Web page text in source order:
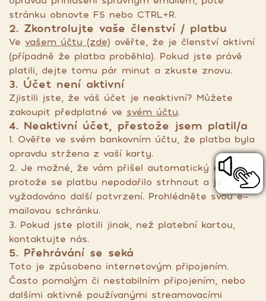
stránku obnovte F5 nebo CTRL+R.
2. Zkontrolujte vaše členství / platbu
Ve vašem účtu (zde) ověřte, že je členství aktivní
(případně že platba proběhla). Pokud jste právě
platili, dejte tomu pár minut a zkuste znovu.
3. Účet není aktivní
Zjistili jste, že váš účet je neaktivní? Můžete
zakoupit předplatné ve svém účtu.
4. Neaktivní účet, přestože jsem platil/a
1. Ověřte ve svém bankovním účtu, že platba byla
opravdu stržena z vaší karty.
2. Je možné, že vám přišel automatický e-mail,
protože se platbu nepodařilo strhnout a je
vyžadováno další potvrzení. Prohlédněte svou e-
mailovou schránku.
3. Pokud jste platili jinak, než platební kartou,
kontaktujte nás.
5. Přehrávání se seká
Toto je způsobeno internetovým připojením.
Často pomalým či nestabilním připojením, nebo
dalšími aktivně používanými streamovacími